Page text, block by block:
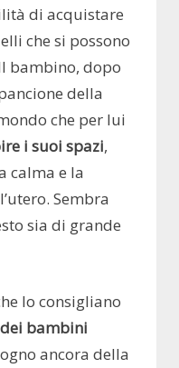
di acquistare
che si possono
bambino, dopo
della
che per lui
i suoi spazi,
calma e la
Sembra
sia di grande
lo consigliano
bambini
ancora della